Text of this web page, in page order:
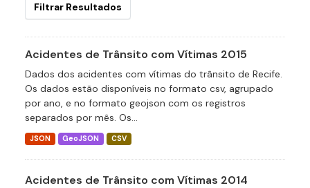
Filtrar Resultados
Acidentes de Trânsito com Vítimas 2015
Dados dos acidentes com vítimas do trânsito de Recife.
Os dados estão disponíveis no formato csv, agrupado
por ano, e no formato geojson com os registros
separados por mês. Os...
JSON GeoJSON CSV
Acidentes de Trânsito com Vítimas 2014